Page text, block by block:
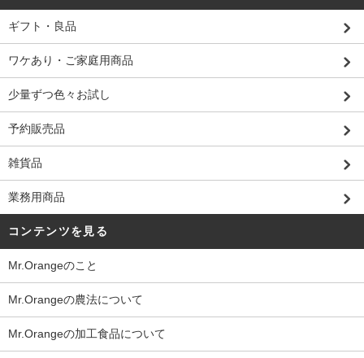
ギフト・良品
ワケあり・ご家庭用商品
少量ずつ色々お試し
予約販売品
雑貨品
業務用商品
コンテンツを見る
Mr.Orangeのこと
Mr.Orangeの農法について
Mr.Orangeの加工食品について